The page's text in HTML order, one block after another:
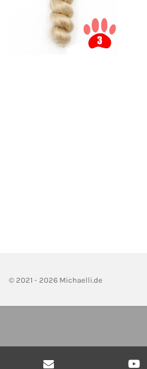
© 2021 - 2026 Michaelli.de